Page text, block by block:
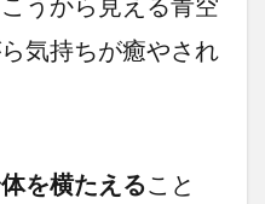
気持ちが癒やされ
を横たえること